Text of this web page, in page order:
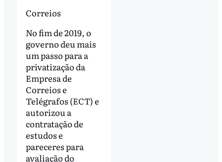
Correios
No fim de 2019, o
governo deu mais
um passo para a
privatização da
Empresa de
Correios e
Telégrafos (ECT) e
autorizou a
contratação de
estudos e
pareceres para
avaliação do